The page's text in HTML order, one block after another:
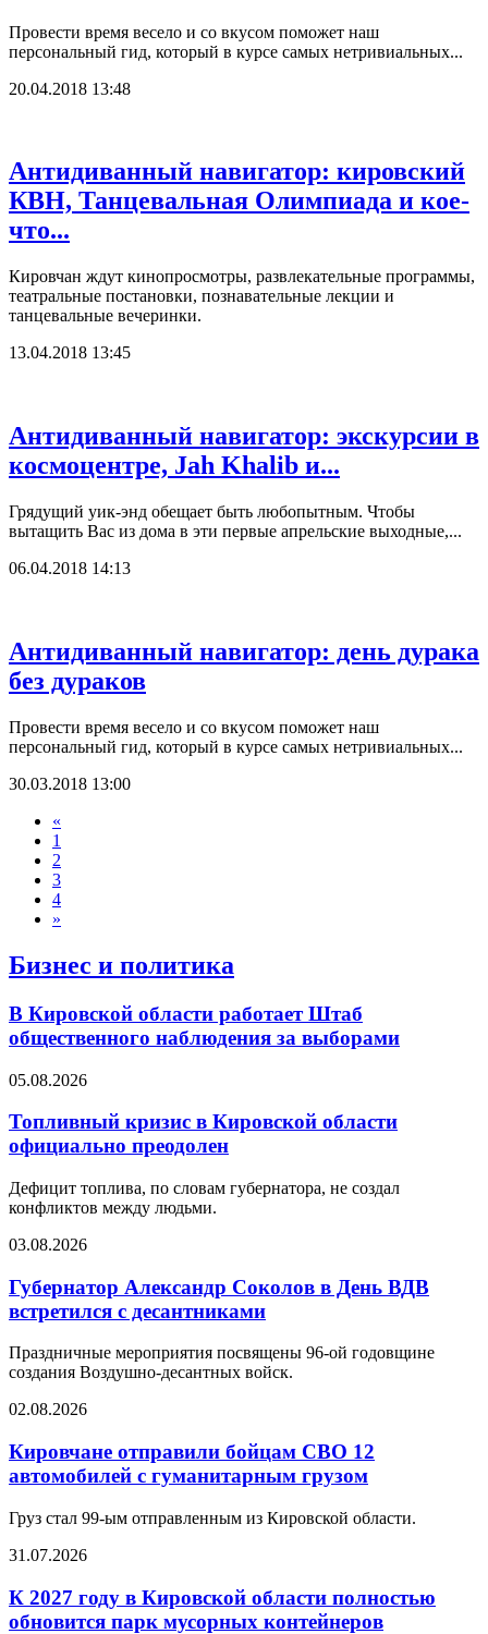
Провести время весело и со вкусом поможет наш
персональный гид, который в курсе самых нетривиальных...
20.04.2018 13:48
Антидиванный навигатор: кировский
КВН, Танцевальная Олимпиада и кое-
что...
Кировчан ждут кинопросмотры, развлекательные программы,
театральные постановки, познавательные лекции и
танцевальные вечеринки.
13.04.2018 13:45
Антидиванный навигатор: экскурсии в
космоцентре, Jah Khalib и...
Грядущий уик-энд обещает быть любопытным. Чтобы
вытащить Вас из дома в эти первые апрельские выходные,...
06.04.2018 14:13
Антидиванный навигатор: день дурака
без дураков
Провести время весело и со вкусом поможет наш
персональный гид, который в курсе самых нетривиальных...
30.03.2018 13:00
«
1
2
3
4
»
Бизнес и политика
В Кировской области работает Штаб
общественного наблюдения за выборами
05.08.2026
Топливный кризис в Кировской области
официально преодолен
Дефицит топлива, по словам губернатора, не создал
конфликтов между людьми.
03.08.2026
Губернатор Александр Соколов в День ВДВ
встретился с десантниками
Праздничные мероприятия посвящены 96-ой годовщине
создания Воздушно-десантных войск.
02.08.2026
Кировчане отправили бойцам СВО 12
автомобилей с гуманитарным грузом
Груз стал 99-ым отправленным из Кировской области.
31.07.2026
К 2027 году в Кировской области полностью
обновится парк мусорных контейнеров